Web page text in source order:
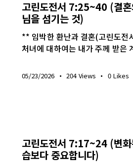
고린도전서 7:25~40 (결
님을 섬기는 것)
** 임박한 환난과 결혼(고린도전
처녀에 대하여는 내가 주께 받은
05/23/2026 204 Views 0 Likes
고린도전서 7:17~24 (변
습보다 중요합니다)